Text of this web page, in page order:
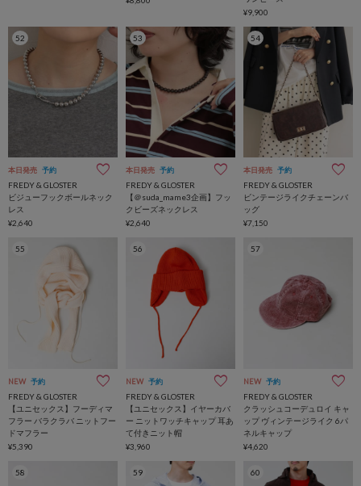
¥9,900
52
本日発売 予約
FREDY & GLOSTER
ビジューフックボールネック
レス
¥2,640
53
本日発売 予約
FREDY & GLOSTER
【＠suda_mame3企画】フッ
クビーズネックレス
¥2,640
54
本日発売 予約
FREDY & GLOSTER
ビンテージライクチェーンバ
ッグ
¥7,150
55
NEW 予約
FREDY & GLOSTER
【ユニセックス】フーディマ
フラー バラクラバ ニットフー
ドマフラー
¥5,390
56
NEW 予約
FREDY & GLOSTER
【ユニセックス】イヤーカバ
ー ニットワッチキャップ 耳あ
て付きニット帽
¥3,960
57
NEW 予約
FREDY & GLOSTER
クラッシュコーデュロイ キャ
ップ ヴィンテージライク 6パ
ネルキャップ
¥4,620
58 59 60